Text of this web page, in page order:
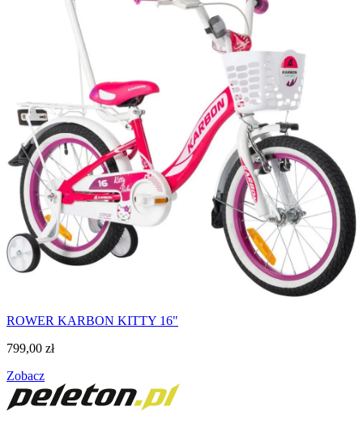
ROWER KARBON KITTY 16"
799,00 zł
Zobacz